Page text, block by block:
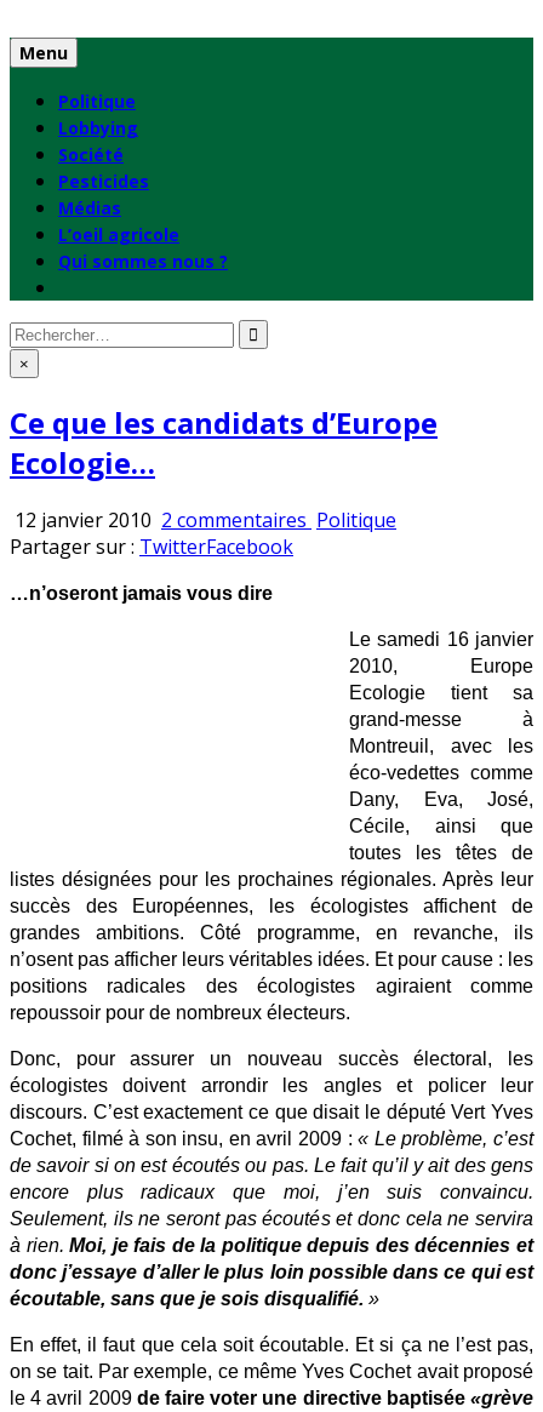
to
content
Menu
Politique
Lobbying
Société
Pesticides
Médias
L’oeil agricole
Qui sommes nous ?
Rechercher
: ×
Ce que les candidats d’Europe
Ecologie…
12 janvier 2010 2 commentaires sur
candidats
d’Europe
Ecologie…
Publié
Politique
Partager sur : TwitterFacebook
…n’oseront jamais vous dire
Le samedi 16 janvier
2010, Europe
Ecologie tient sa
grand-messe à
Montreuil, avec les
éco-vedettes comme
Dany, Eva, José,
Cécile, ainsi que
toutes les têtes de
listes désignées pour les prochaines régionales. Après leur
succès des Européennes, les écologistes affichent de
grandes ambitions. Côté programme, en revanche, ils
n’osent pas afficher leurs véritables idées. Et pour cause : les
positions radicales des écologistes agiraient comme
repoussoir pour de nombreux électeurs.
Donc, pour assurer un nouveau succès électoral, les
écologistes doivent arrondir les angles et policer leur
discours. C’est exactement ce que disait le député Vert Yves
Cochet, filmé à son insu, en avril 2009 :« Le problème, c’est
de savoir si on est écoutés ou pas. Le fait qu’il y ait des gens
encore plus radicaux que moi, j’en suis convaincu.
Seulement, ils ne seront pas écoutés et donc cela ne servira
à rien.Moi, je fais de la politique depuis des décennies et
donc j’essaye d’aller le plus loin possible dans ce qui est
écoutable, sans que je sois disqualifié. »
En effet, il faut que cela soit écoutable. Et si ça ne l’est pas,
on se tait. Par exemple, ce même Yves Cochet avait proposé
le 4 avril 2009de faire voter une directive baptisée«grève